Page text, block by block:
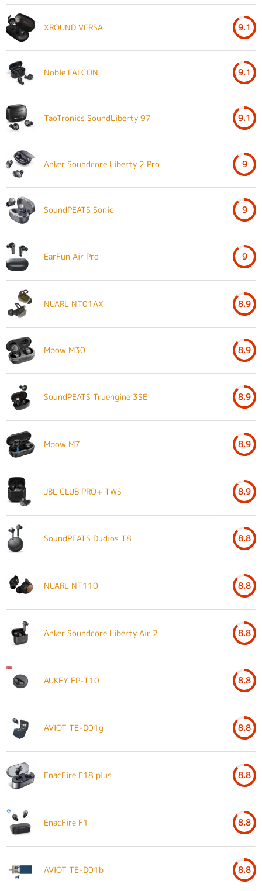
XROUND VERSA 9.1
Noble FALCON 9.1
TaoTronics SoundLiberty 97 9.1
Anker Soundcore Liberty 2 Pro 9
SoundPEATS Sonic 9
EarFun Air Pro 9
NUARL NT01AX 8.9
Mpow M30 8.9
SoundPEATS Truengine 3SE 8.9
Mpow M7 8.9
JBL CLUB PRO+ TWS 8.9
SoundPEATS Dudios T8 8.8
NUARL NT110 8.8
Anker Soundcore Liberty Air 2 8.8
AUKEY EP-T10 8.8
AVIOT TE-D01g 8.8
EnacFire E18 plus 8.8
EnacFire F1 8.8
AVIOT TE-D01b 8.8